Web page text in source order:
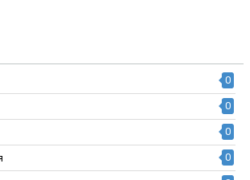
0
0
0
0